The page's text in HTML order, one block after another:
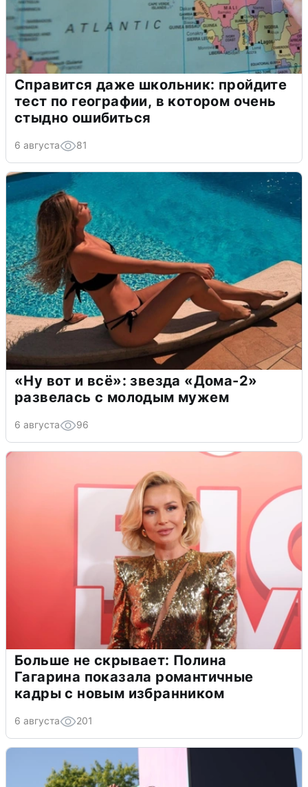
Справится даже школьник: пройдите
тест по географии, в котором очень
стыдно ошибиться
6 августа 81
«Ну вот и всё»: звезда «Дома-2»
развелась с молодым мужем
6 августа 96
Больше не скрывает: Полина
Гагарина показала романтичные
кадры с новым избранником
6 августа 201